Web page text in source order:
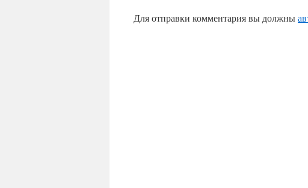
Для отправки комментария вы должны